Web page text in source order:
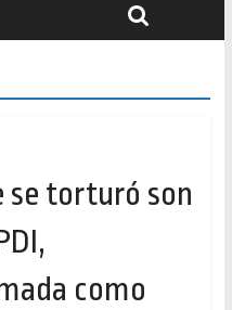
se torturó son
como